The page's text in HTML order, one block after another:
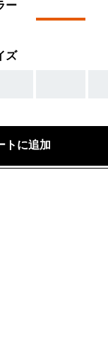
ー
ズ
トに追加